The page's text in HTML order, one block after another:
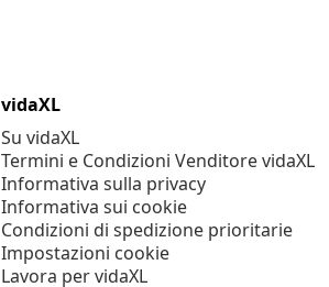
vidaXL
Su vidaXL
Termini e Condizioni Venditore vidaXL
Informativa sulla privacy
Informativa sui cookie
Condizioni di spedizione prioritarie
Impostazioni cookie
Lavora per vidaXL